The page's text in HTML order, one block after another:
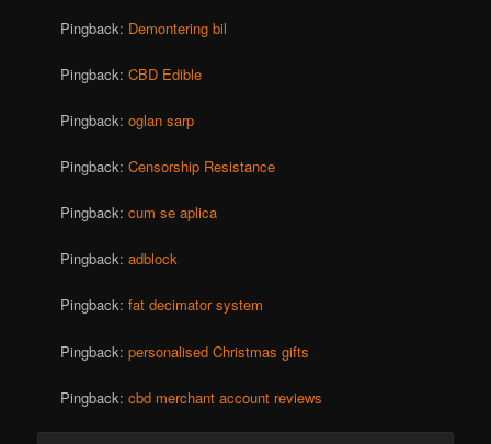
Pingback: Demontering bil
Pingback:CBD Edible
Pingback:oglan sarp
Pingback:Censorship Resistance
Pingback:cum se aplica
Pingback:adblock
Pingback:fat decimator system
Pingback:personalised Christmas gifts
Pingback:cbd merchant account reviews